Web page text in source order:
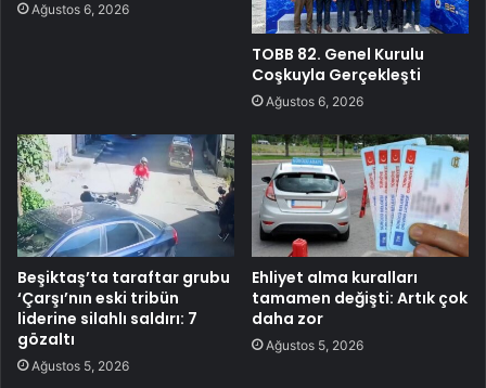
Ağustos 6, 2026
TOBB 82. Genel Kurulu
Coşkuyla Gerçekleşti
Ağustos 6, 2026
Beşiktaş’ta taraftar grubu
‘Çarşı’nın eski tribün
liderine silahlı saldırı: 7
gözaltı
Ağustos 5, 2026
Ehliyet alma kuralları
tamamen değişti: Artık çok
daha zor
Ağustos 5, 2026